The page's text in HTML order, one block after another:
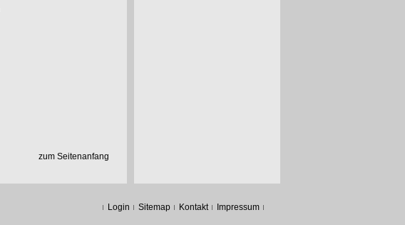
zum Seitenanfang
Login Sitemap Kontakt Impressum